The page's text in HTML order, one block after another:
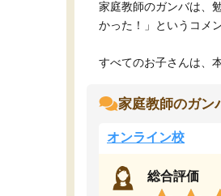
家庭教師のガンバは、
かった！」というコメ
すべてのお子さんは、
家庭教師のガン
オンライン校
総合評価